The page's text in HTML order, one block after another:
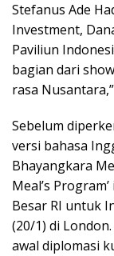
Stefanus Ade
Investment,
Paviliun
bagian dari
rasa
Sebelum
versi bahasa
Bhayangkara
Meal’s
Besar RI untuk
(20/1) di
awal diplomasi